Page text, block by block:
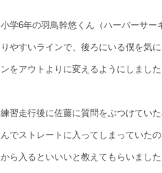
小学6年の羽鳥幹悠くん（ハーバーサ
りやすいラインで、後ろにいる僕を気
ンをアウトよりに変えるようにしました
練習走行後に佐藤に質問をぶつけてい
んでストレートに入ってしまっていた
から入るといいいと教えてもらいまし